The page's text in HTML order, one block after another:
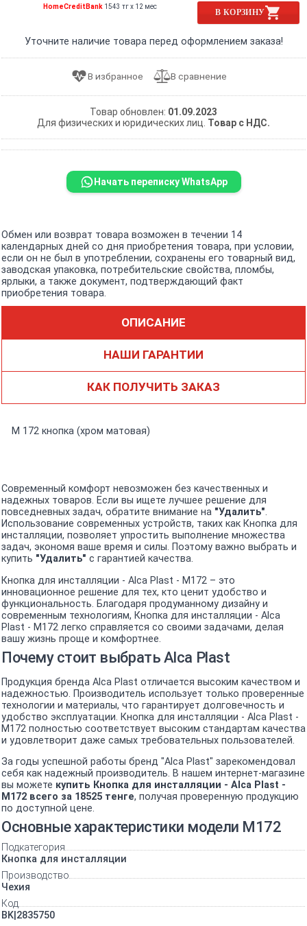
HomeCreditBank 1543 тг x 12 мес
В КОРЗИНУ
Уточните наличие товара перед оформлением заказа!
Товар обновлен: 01.09.2023
Для физических и юридических лиц. Товар с НДС.
Начать переписку WhatsApp
Обмен или возврат товара возможен в течении 14
календарных дней со дня приобретения товара, при условии,
если он не был в употреблении, сохранены его товарный вид,
заводская упаковка, потребительские свойства, пломбы,
ярлыки, а также документ, подтверждающий факт
приобретения товара.
ОПИСАНИЕ
НАШИ ГАРАНТИИ
КАК ПОЛУЧИТЬ ЗАКАЗ
М 172 кнопка (хром матовая)
Современный комфорт невозможен без качественных и
надежных товаров. Если вы ищете лучшее решение для
повседневных задач, обратите внимание на "Удалить".
Использование современных устройств, таких как Кнопка для
инсталляции, позволяет упростить выполнение множества
задач, экономя ваше время и силы. Поэтому важно выбрать и
купить "Удалить" с гарантией качества.
Кнопка для инсталляции - Alca Plast - M172 – это
инновационное решение для тех, кто ценит удобство и
функциональность. Благодаря продуманному дизайну и
современным технологиям, Кнопка для инсталляции - Alca
Plast - M172 легко справляется со своими задачами, делая
вашу жизнь проще и комфортнее.
Почему стоит выбрать Alca Plast
Продукция бренда Alca Plast отличается высоким качеством и
надежностью. Производитель использует только проверенные
технологии и материалы, что гарантирует долговечность и
удобство эксплуатации. Кнопка для инсталляции - Alca Plast -
M172 полностью соответствует высоким стандартам качества
и удовлетворит даже самых требовательных пользователей.
За годы успешной работы бренд "Alca Plast" зарекомендовал
себя как надежный производитель. В нашем интернет-магазине
вы можете купить Кнопка для инсталляции - Alca Plast -
M172 всего за 18525 тенге, получая проверенную продукцию
по доступной цене.
Основные характеристики модели M172
Подкатегория
Кнопка для инсталляции
Производство
Чехия
Код
BK|2835750